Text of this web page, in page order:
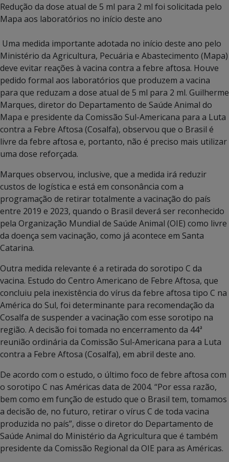
Redução da dose atual de 5 ml para 2 ml foi solicitada pelo
Mapa aos laboratórios no início deste ano
Uma medida importante adotada no início deste ano pelo
Ministério da Agricultura, Pecuária e Abastecimento (Mapa)
deve evitar reações à vacina contra a febre aftosa. Houve
pedido formal aos laboratórios que produzem a vacina
para que reduzam a dose atual de 5 ml para 2 ml. Guilherme
Marques, diretor do Departamento de Saúde Animal do
Mapa e presidente da Comissão Sul-Americana para a Luta
contra a Febre Aftosa (Cosalfa), observou que o Brasil é
livre da febre aftosa e, portanto, não é preciso mais utilizar
uma dose reforçada.
Marques observou, inclusive, que a medida irá reduzir
custos de logística e está em consonância com a
programação de retirar totalmente a vacinação do país
entre 2019 e 2023, quando o Brasil deverá ser reconhecido
pela Organização Mundial de Saúde Animal (OIE) como livre
da doença sem vacinação, como já acontece em Santa
Catarina.
Outra medida relevante é a retirada do sorotipo C da
vacina. Estudo do Centro Americano de Febre Aftosa, que
concluiu pela inexistência do vírus da febre aftosa tipo C na
América do Sul, foi determinante para recomendação da
Cosalfa de suspender a vacinação com esse sorotipo na
região. A decisão foi tomada no encerramento da 44ª
reunião ordinária da Comissão Sul-Americana para a Luta
contra a Febre Aftosa (Cosalfa), em abril deste ano.
De acordo com o estudo, o último foco de febre aftosa com
o sorotipo C nas Américas data de 2004. “Por essa razão,
bem como em função de estudo que o Brasil tem, tomamos
a decisão de, no futuro, retirar o vírus C de toda vacina
produzida no país”, disse o diretor do Departamento de
Saúde Animal do Ministério da Agricultura que é também
presidente da Comissão Regional da OIE para as Américas.